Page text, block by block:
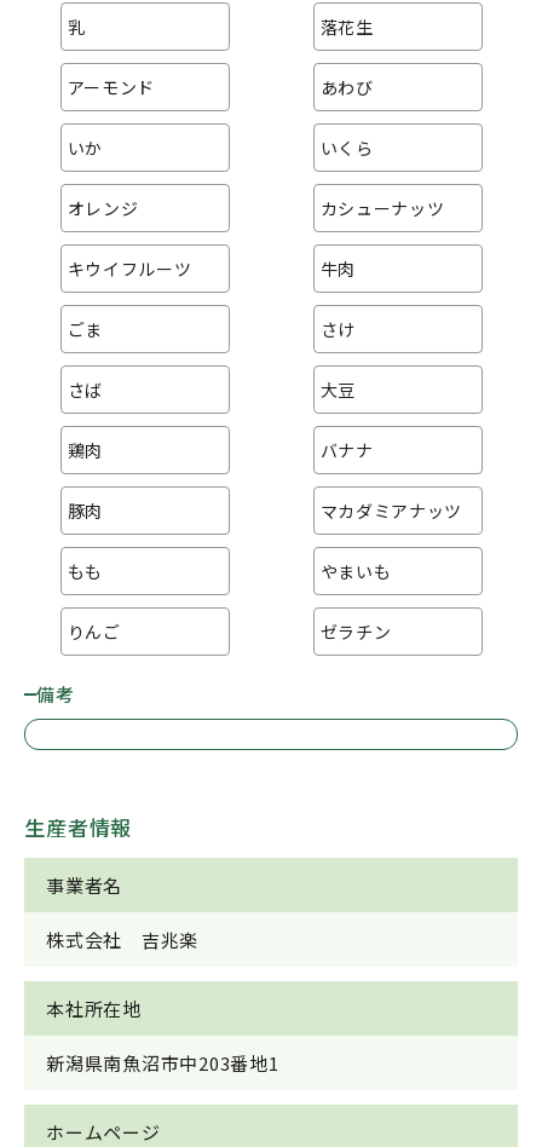
乳 落花生
アーモンド あわび
いか いくら
オレンジ カシューナッツ
キウイフルーツ 牛肉
ごま さけ
さば 大豆
鶏肉 バナナ
豚肉 マカダミアナッツ
もも やまいも
りんご ゼラチン
備考
生産者情報
事業者名
株式会社 吉兆楽
本社所在地
新潟県南魚沼市中203番地1
ホームページ